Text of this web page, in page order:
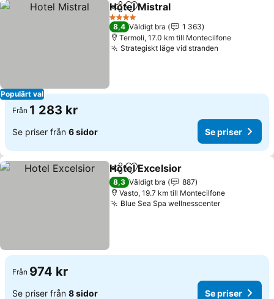
Populärt val
Dela Lägg till i Mina Favoriter
Hotel Mistral
4 Stjärnor
8,4 Väldigt bra
1 363
Termoli, 17.0 km till Montecilfone
Strategiskt läge vid stranden
Från 1 283 kr
Se priser från 6 sidor Se priser
Dela Lägg till i Mina Favoriter
Hotel Excelsior
8,3 Väldigt bra
887
Vasto, 19.7 km till Montecilfone
Blue Sea Spa wellnesscenter
Från 974 kr
Se priser från 8 sidor Se priser